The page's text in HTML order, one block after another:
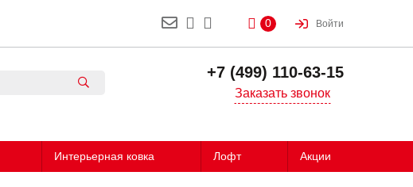
0 Войти
+7 (499) 110-63-15
Заказать звонок
Интерьерная ковка Лофт Акции